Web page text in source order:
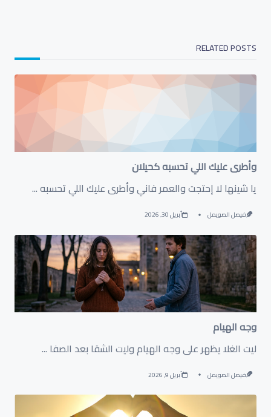
RELATED POSTS
وأطرى عليك اللي تحسبه كحيلان
‏يا شينها لا إحتجت والعمر فاني وأطرى عليك اللي تحسبه...
فيصل الصويمل أبريل 30, 2026
وجه الهيام
ليت الغلا يظهر على وجه الهيام وليت الشقا بعد الصفا ...
فيصل الصويمل أبريل 9, 2026